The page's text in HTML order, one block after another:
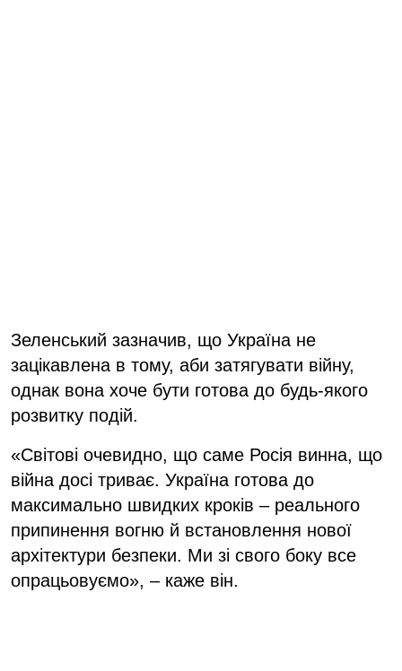
Зеленський зазначив, що Україна не
зацікавлена в тому, аби затягувати війну,
однак вона хоче бути готова до будь-якого
розвитку подій.
«Світові очевидно, що саме Росія винна, що
війна досі триває. Україна готова до
максимально швидких кроків – реального
припинення вогню й встановлення нової
архітектури безпеки. Ми зі свого боку все
опрацьовуємо», – каже він.